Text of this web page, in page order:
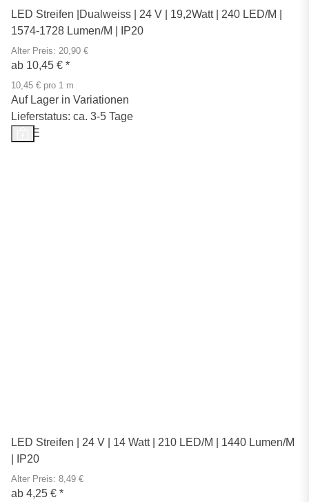
LED Streifen |Dualweiss | 24 V | 19,2Watt | 240 LED/M |
1574-1728 Lumen/M | IP20
Alter Preis: 20,90 €
ab 10,45 € *
10,45 € pro 1 m
Auf Lager in Variationen
Lieferstatus: ca. 3-5 Tage
SALE
LED Streifen | 24 V | 14 Watt | 210 LED/M | 1440 Lumen/M
| IP20
Alter Preis: 8,49 €
ab 4,25 € *